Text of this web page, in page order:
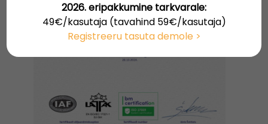
2026. eripakkumine tarkvarale:
49€/kasutaja (tavahind 59€/kasutaja)
Registreeru tasuta demole >